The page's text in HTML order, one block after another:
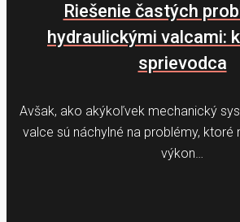
Riešenie častých
hydraulickými valcami:
sprievodca
Avšak, ako akýkoľvek mechanický
valce sú náchylné na problémy, ktoré
výkon…